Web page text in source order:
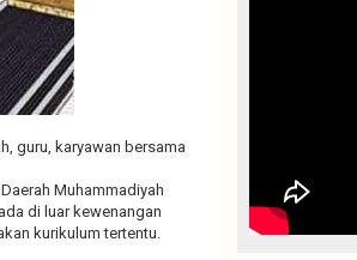
guru, karyawan bersama
Muhammadiyah
di luar kewenangan
kurikulum tertentu.